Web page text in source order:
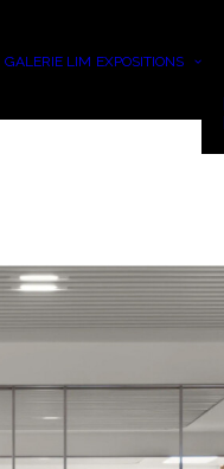
GALERIE LIM EXPOSITIONS